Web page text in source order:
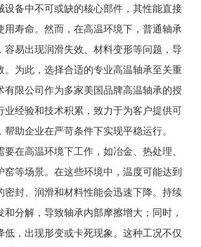
设备中不可或缺的核心部件，其性能直接
用寿命。然而，在高温环境下，普通轴承
容易出现润滑失效、材料变形等问题，导
。为此，选择合适的专业高温轴承至关重
有限公司作为多家美国品牌高温轴承的授
业经验和技术积累，致力于为客户提供可
助企业在严苛条件下实现平稳运行。
在高温环境下工作，如冶金、热处理、
等场景。在这些环境中，温度可能达到
密封、润滑和材料性能会迅速下降。持续
分解，导致轴承内部摩擦增大；同时，
低，出现形变或卡死现象。这种工况不仅